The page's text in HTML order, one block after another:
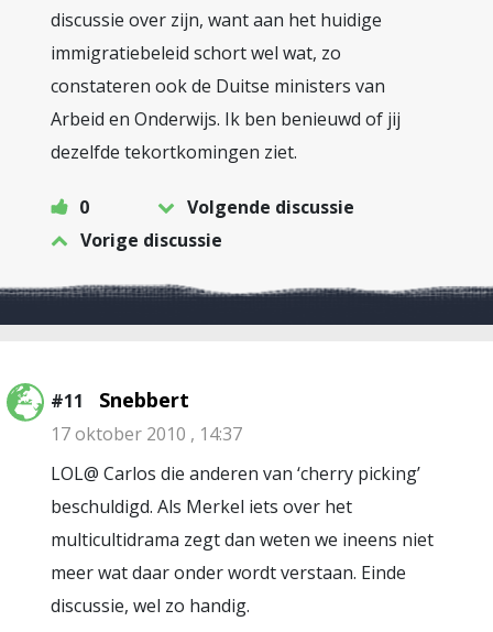
discussie over zijn, want aan het huidige
immigratiebeleid schort wel wat, zo
constateren ook de Duitse ministers van
Arbeid en Onderwijs. Ik ben benieuwd of jij
dezelfde tekortkomingen ziet.
0
Volgende discussie
Vorige discussie
#11 Snebbert
17 oktober 2010 , 14:37
LOL@ Carlos die anderen van ‘cherry picking’
beschuldigd. Als Merkel iets over het
multicultidrama zegt dan weten we ineens niet
meer wat daar onder wordt verstaan. Einde
discussie, wel zo handig.